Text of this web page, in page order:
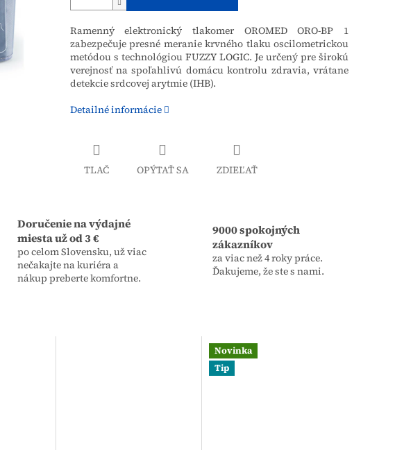
Ramenný elektronický tlakomer OROMED ORO-BP 1
zabezpečuje presné meranie krvného tlaku oscilometrickou
metódou s technológiou FUZZY LOGIC. Je určený pre širokú
verejnosť na spoľahlivú domácu kontrolu zdravia, vrátane
detekcie srdcovej arytmie (IHB).
Detailné informácie
TLAČ OPÝTAŤ SA ZDIEĽAŤ
Doručenie na výdajné
miesta už od 3 €
po celom Slovensku, už viac
nečakajte na kuriéra a
nákup preberte komfortne.
9000 spokojných
zákazníkov
za viac než 4 roky práce.
Ďakujeme, že ste s nami.
Novinka
Tip